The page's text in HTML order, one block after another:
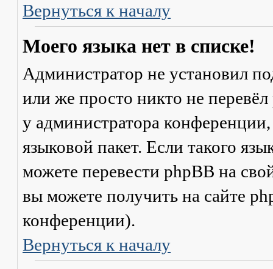
Вернуться к началу
Моего языка нет в списке!
Администратор не установил
или же просто никто не
у администратора
языковой пакет. Если такого
можете перевести phpBB на
вы можете получить на сайте
конференции).
Вернуться к началу